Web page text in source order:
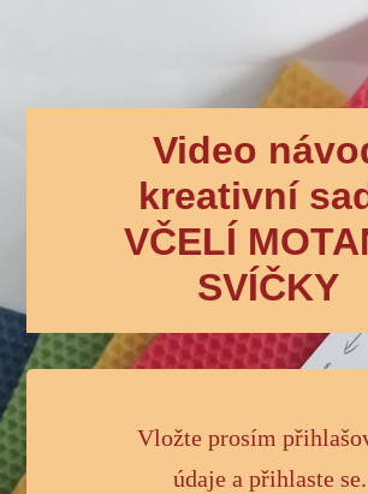
Video
kreativní
VČELÍ
SVÍČKY
Vložte prosím
údaje a přihlaste se.